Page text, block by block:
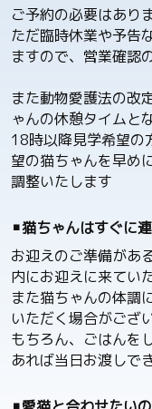
ご予約の必要はあり
ただ臨時休業や予告
ますので、営業確認
また動物愛護法の改
ゃんの休憩タイムと
18時以降見学希望の
望の猫ちゃんを早め
調整いたします
▪️猫ちゃんはすぐに
お迎えのご準備があ
内にお迎えに来てい
また猫ちゃんの体調
いただく場合がござ
もちろん、ごはんを
あれば当日お渡しで